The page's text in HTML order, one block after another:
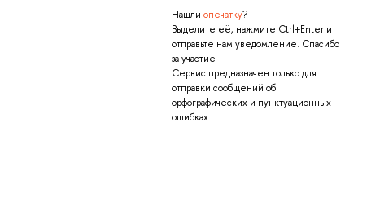
Нашли опечатку?
Выделите её, нажмите Ctrl+Enter и
отправьте нам уведомление. Спасибо
за участие!
Сервис предназначен только для
отправки сообщений об
орфографических и пунктуационных
ошибках.